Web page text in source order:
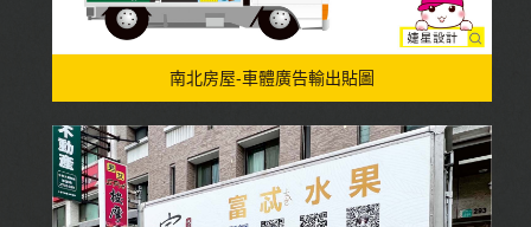
南北房屋-車體廣告輸出貼圖